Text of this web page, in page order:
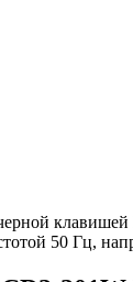
50 Гц,